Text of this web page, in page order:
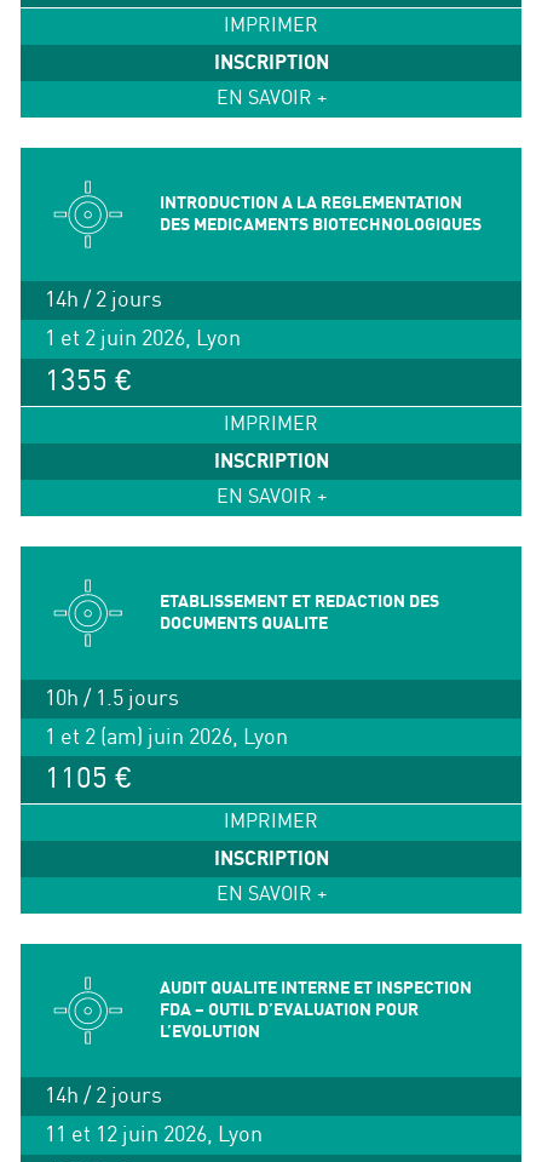
IMPRIMER
INSCRIPTION
EN SAVOIR +
INTRODUCTION A LA REGLEMENTATION
DES MEDICAMENTS BIOTECHNOLOGIQUES
14h / 2 jours
1 et 2 juin 2026, Lyon
1355 €
IMPRIMER
INSCRIPTION
EN SAVOIR +
ETABLISSEMENT ET REDACTION DES
DOCUMENTS QUALITE
10h / 1.5 jours
1 et 2 (am) juin 2026, Lyon
1105 €
IMPRIMER
INSCRIPTION
EN SAVOIR +
AUDIT QUALITE INTERNE ET INSPECTION
FDA – OUTIL D’EVALUATION POUR
L’EVOLUTION
14h / 2 jours
11 et 12 juin 2026, Lyon